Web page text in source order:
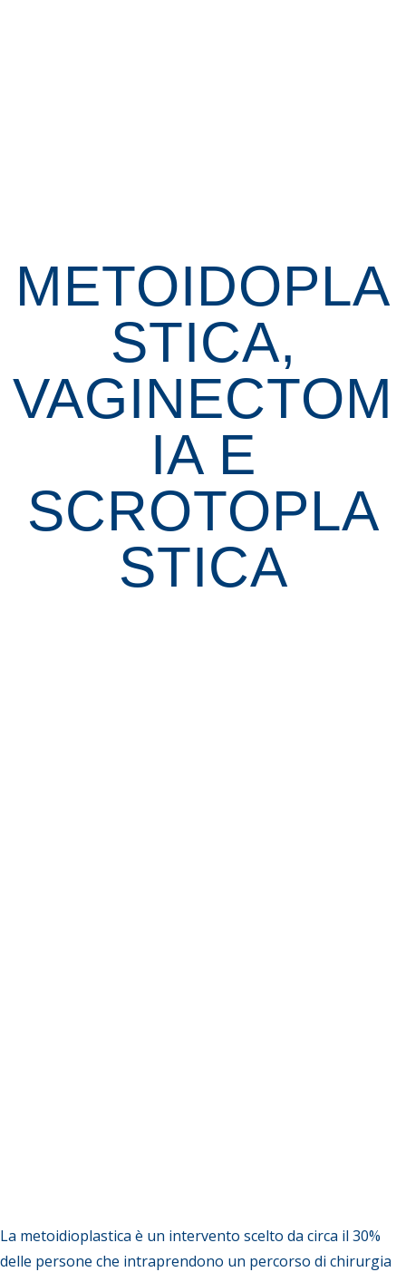
METOIDOPLA
STICA,
VAGINECTOM
IA E
SCROTOPLA
STICA
La metoidioplastica è un intervento scelto da circa il 30%
delle persone che intraprendono un percorso di chirurgia